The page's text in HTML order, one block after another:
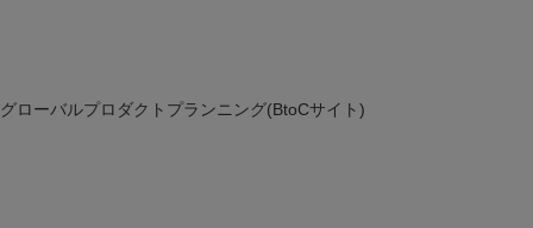
グローバルプロダクトプランニング(BtoCサイト)